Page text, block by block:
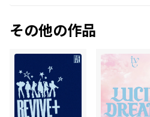
その他の作品